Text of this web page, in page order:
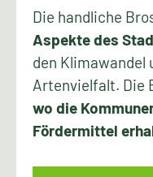
Die handliche
Aspekte des
den Klimawandel
Artenvielfalt. Die
wo die
Fördermittel